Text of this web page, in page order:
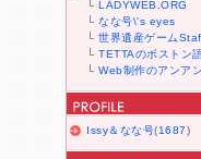
└LADYWEB.ORG
└なな号\'s eyes
└世界遺産ゲーム
└TETTAのボストン
└Web制作のアンア
Issy＆なな号(1687)